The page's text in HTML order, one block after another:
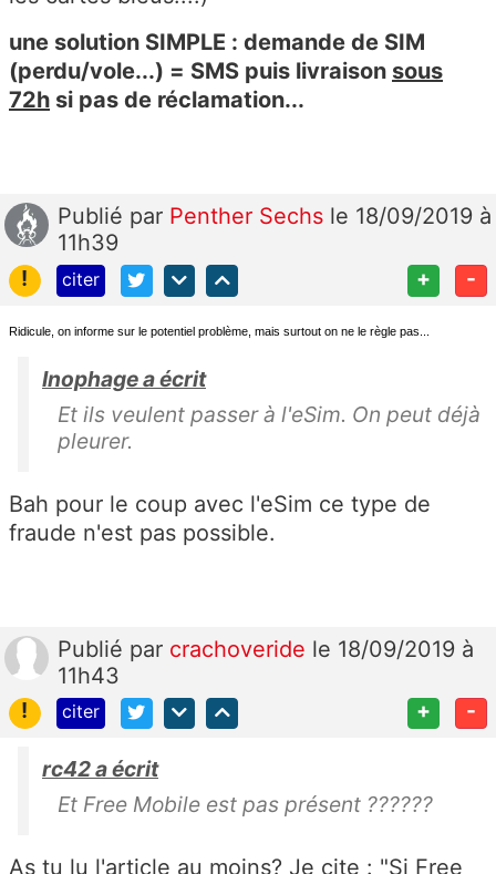
une solution SIMPLE : demande de SIM
(perdu/vole...) = SMS puis livraison sous
72h si pas de réclamation...
Publié par Penther Sechs le 18/09/2019 à
11h39
!
citer + -
Ridicule, on informe sur le potentiel problème, mais surtout on ne le règle pas...
Inophage a écrit
Et ils veulent passer à l'eSim. On peut déjà
pleurer.
Bah pour le coup avec l'eSim ce type de
fraude n'est pas possible.
Publié par crachoveride le 18/09/2019 à
11h43
!
citer + -
rc42 a écrit
Et Free Mobile est pas présent ??????
As tu lu l'article au moins? Je cite : "Si Free